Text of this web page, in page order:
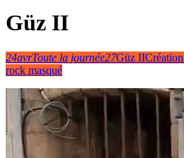
Güz II
24avrToute la journée27Güz II
rock masqué